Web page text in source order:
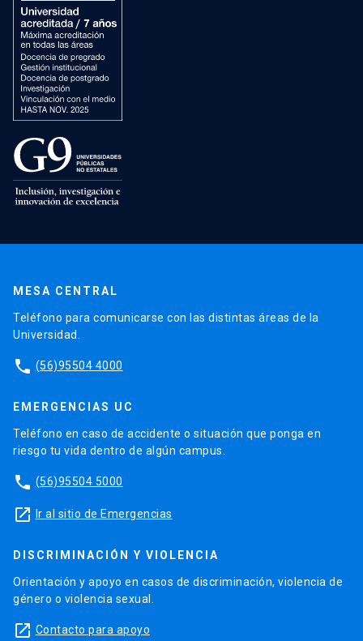
MESA CENTRAL
Teléfono para comunicarse con las distintas áreas de la
Universidad.
phone (56)95504 4000
EMERGENCIAS UC
Teléfono en caso de accidente o situación que ponga en
riesgo tu vida dentro de algún campus.
phone (56)95504 5000
launch Ir al sitio de Emergencias
DISCRIMINACIÓN Y VIOLENCIA
Orientación y apoyo en casos de discriminación, violencia de
género o violencia sexual.
launch Contacto para apoyo